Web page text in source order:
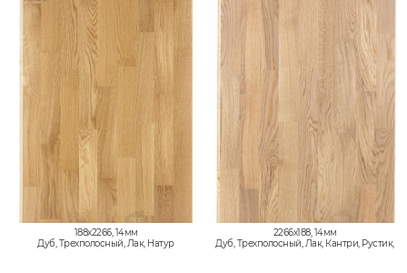
188x2266, 14мм
Дуб, Трехполосный, Лак, Натур
2266x188, 14мм
Дуб, Трехполосный, Лак, Кантри, Рустик,